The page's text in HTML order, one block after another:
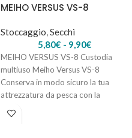
MEIHO VERSUS VS-8
Stoccaggio,Secchi
5,80€ - 9,90€
MEIHO VERSUS VS-8 Custodia
multiuso Meiho Versus VS-8
Conserva in modo sicuro la tua
attrezzatura da pesca con la